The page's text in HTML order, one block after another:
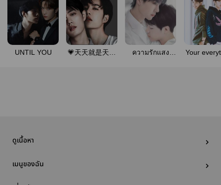
UNTIL YOU
💗天天就是天天
ความรักแสง
Your
ดูเนื้อหา
เมนูของฉัน